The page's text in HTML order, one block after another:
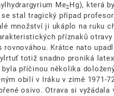
Me2 Hg), která
stal tragický případ
množství ji ukáplo na ruku
příznaků
rovnováhou. Krátce nato
totiž snadno proniká
příčinou několika
obilí v Iráku v zimě 1971-
osivo. Otrava si